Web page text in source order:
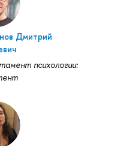
Дмитрий
психологии: